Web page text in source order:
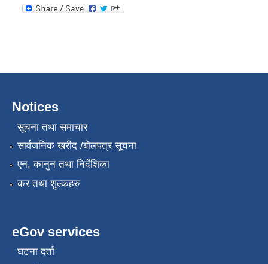
Notices
सूचना तथा समाचार
सार्वजनिक खरीद /बोलपत्र सूचना
एन, कानुन तथा निर्देशिका
कर तथा शुल्कहरु
eGov services
घटना दर्ता